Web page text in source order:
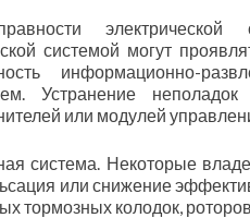
системой могут
информационно-
Устранение
или модулей
система. Некоторые
или снижение
тормозных колодок,